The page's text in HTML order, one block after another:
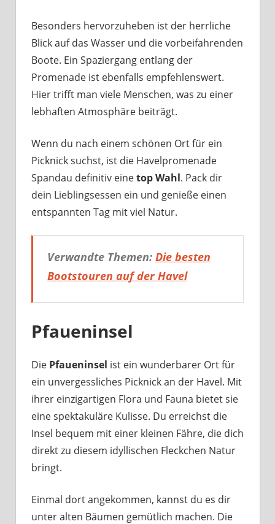
Besonders hervorzuheben ist der herrliche
Blick auf das Wasser und die vorbeifahrenden
Boote. Ein Spaziergang entlang der
Promenade ist ebenfalls empfehlenswert.
Hier trifft man viele Menschen, was zu einer
lebhaften Atmosphäre beiträgt.
Wenn du nach einem schönen Ort für ein
Picknick suchst, ist die Havelpromenade
Spandau definitiv einetop Wahl. Pack dir
dein Lieblingsessen ein und genieße einen
entspannten Tag mit viel Natur.
Verwandte Themen: Die besten
Bootstouren auf der Havel
Pfaueninsel
Die Pfaueninsel ist ein wunderbarer Ort für
ein unvergessliches Picknick an der Havel. Mit
ihrer einzigartigen Flora und Fauna bietet sie
eine spektakuläre Kulisse. Du erreichst die
Insel bequem mit einer kleinen Fähre, die dich
direkt zu diesem idyllischen Fleckchen Natur
bringt.
Einmal dort angekommen, kannst du es dir
unter alten Bäumen gemütlich machen. Die